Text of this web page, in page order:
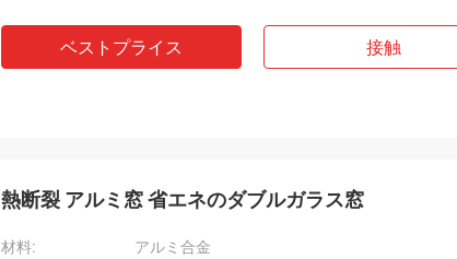
ベストプライス 接触
熱断裂 アルミ窓 省エネのダブルガラス窓
材料:
アルミ合金